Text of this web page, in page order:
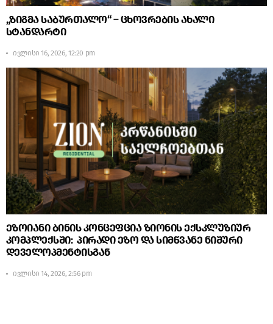
„ზიგმა საბურთალო“ – ცხოვრების ახალი
სტანდარტი
ივლისი 16, 2026, 12:20 pm
ეზოიანი ბინის კონცეფცია ზიონის ექსკლუზიურ
კომპლექსში: პირადი ეზო და სიმწვანე ნიშური
დეველოპმენტისგან
ივლისი 14, 2026, 2:56 pm